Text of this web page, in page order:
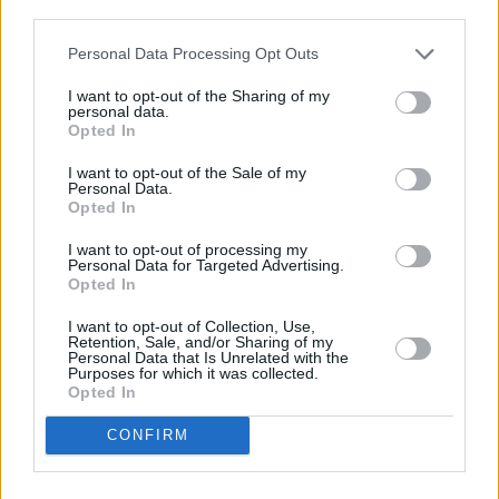
negar su consentimiento. Tenga en cuenta que algún
de su consentimiento, pero usted tiene el derecho de
rechazar tal procesamiento. Sus preferencias se aplicarán
cualquier momento entrando de nuevo en este sitio web o
visitando nuestra política de privacidad.
Personal Data Processing Opt Outs
I want to opt-out of the Sharing of my
personal data.
Opted In
I want to opt-out of the Sale of my
Personal Data.
Opted In
I want to opt-out of processing my
Personal Data for Targeted Advertising.
Opted In
I want to opt-out of Collection, Use,
Retention, Sale, and/or Sharing of my
Personal Data that Is Unrelated with the
Purposes for which it was collected.
Opted In
CONFIRM